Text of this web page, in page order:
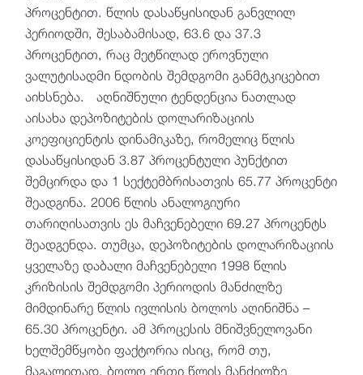
პროცენტით. წლის დასაწყისიდან განვლილ
პერიოდში, შესაბამისად, 63.6 და 37.3
პროცენტით, რაც მეტწილად ეროვნული
ვალუტისადმი ნდობის შემდგომი განმტკიცებით
აიხსნება. აღნიშნული ტენდენცია ნათლად
აისახა დეპოზიტების დოლარიზაციის
კოეფიციენტის დინამიკაზე, რომელიც წლის
დასაწყისიდან 3.87 პროცენტული პუნქტით
შემცირდა და 1 სექტემბრისათვის 65.77 პროცენტი
შეადგინა. 2006 წლის ანალოგიური
თარიღისათვის ეს მაჩვენებელი 69.27 პროცენტს
შეადგენდა. თუმცა, დეპოზიტების დოლარიზაციის
ყველაზე დაბალი მაჩვენებელი 1998 წლის
კრიზისის შემდგომი პერიოდის მანძილზე
მიმდინარე წლის ივლისის ბოლოს აღინიშნა –
65.30 პროცენტი. ამ პროცესის მნიშვნელოვანი
ხელშემწყობი ფაქტორია ისიც, რომ თუ,
მაგალითად, ბოლო ერთი წლის მანძილზე